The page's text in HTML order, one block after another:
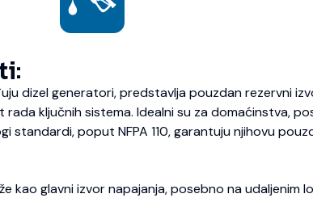
dizel generatori, predstavlja pouzdan rezervni
ključnih sistema. Idealni su za domaćinstva,
standardi, poput NFPA 110, garantuju njihovu
kao glavni izvor napajanja, posebno na